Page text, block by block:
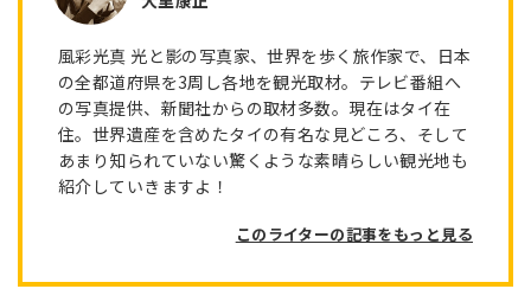
風彩光真 光と影の写真家、世界を歩く旅作家で、日本
の全都道府県を3周し各地を観光取材。テレビ番組へ
の写真提供、新聞社からの取材多数。現在はタイ在
住。世界遺産を含めたタイの有名な見どころ、そして
あまり知られていない驚くような素晴らしい観光地も
紹介していきますよ！
このライターの記事をもっと見る